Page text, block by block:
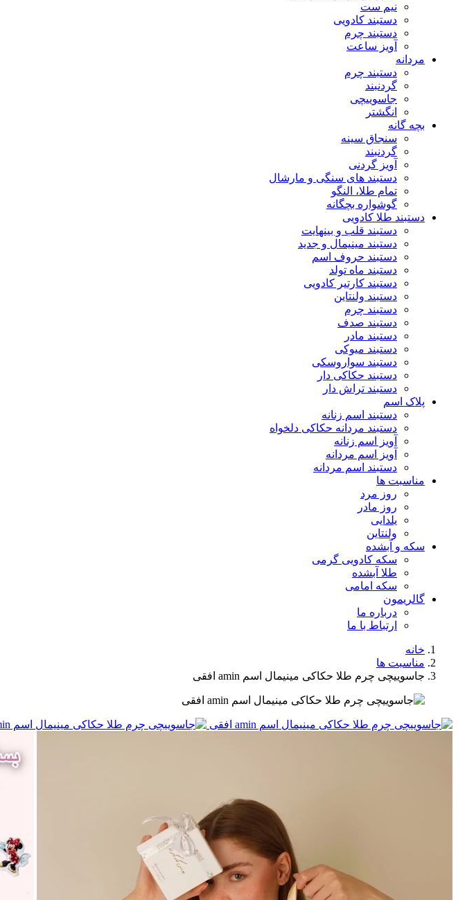
نیم ست
دستبند کادویی
دستبند چرم
آویز ساعت
مردانه
دستبند چرم
گردنبند
جاسوییچی
انگشتر
بچه گانه
سنجاق سینه
گردنبند
آویز گردنی
دستبند های سنگی و مارشال
تمام طلا، النگو
گوشواره بچگانه
دستبند طلا کادویی
دستبند قلب و بینهایت
دستبند مینیمال و جدید
دستبند حروف اسم
دستبند ماه تولد
دستبند کارتیر کادویی
دستبند ولنتاین
دستبند چرم
دستبند صدف
دستبند مادر
دستبند میوکی
دستبند سواروسکی
دستبند حکاکی دار
دستبند تراش دار
پلاک اسم
دستبند اسم زنانه
دستبند مردانه حکاکی دلخواه
آویز اسم زنانه
آویز اسم مردانه
دستبند اسم مردانه
مناسبت ها
روز مرد
روز مادر
یلدایی
ولنتاین
سکه و آبشده
سکه کادویی گرمی
طلا آبشده
سکه امامی
گالریمون
درباره ما
ارتباط با ما
خانه
مناسبت ها
جاسوییچی چرم طلا حکاکی مینیمال اسم amin افقی